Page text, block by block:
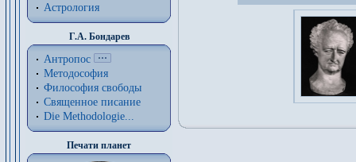
Астрология
Г.А. Бондарев
Антропос
Методософия
Философия cвободы
Священное писание
Die Methodologie...
Печати планет